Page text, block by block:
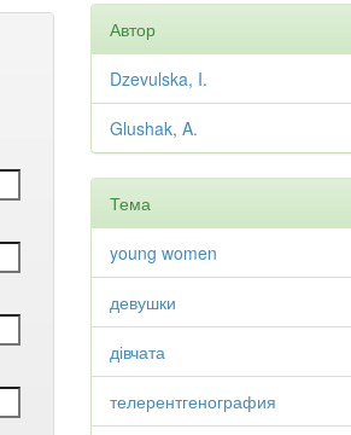
Автор
Dzevulska, I.
Glushak, A.
Тема
young women
девушки
дівчата
телерентгенография